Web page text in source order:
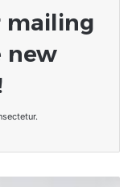
mailing
new